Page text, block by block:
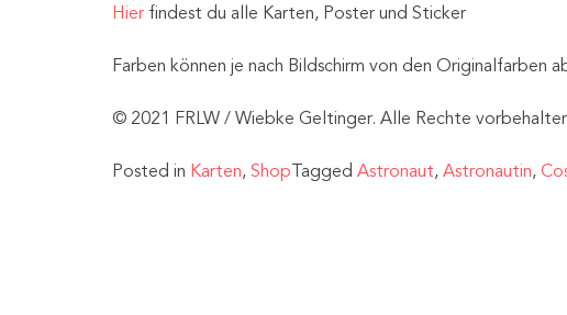
Hier findest du alle Karten, Poster und Sticker
Farben können je nach Bildschirm von den Originalfarben
© 2021 FRLW / Wiebke Geltinger. Alle Rechte
Posted in Karten,ShopTagged Astronaut,Astronautin,